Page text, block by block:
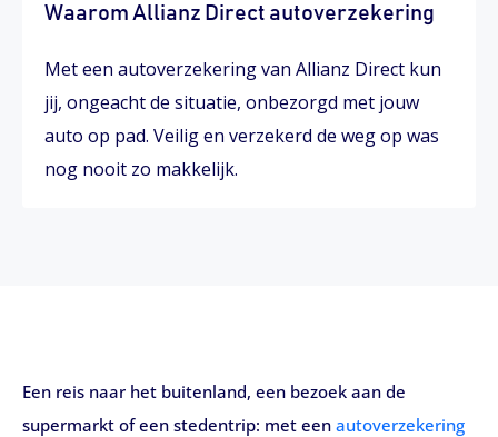
Waarom Allianz Direct autoverzekering
Met een autoverzekering van Allianz Direct kun
jij, ongeacht de situatie, onbezorgd met jouw
auto op pad. Veilig en verzekerd de weg op was
nog nooit zo makkelijk.
Een reis naar het buitenland, een bezoek aan de
supermarkt of een stedentrip: met een autoverzekering